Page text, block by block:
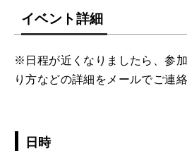
イベント詳細
※日程が近くなりましたら、参
り方などの詳細をメールでご連
日時